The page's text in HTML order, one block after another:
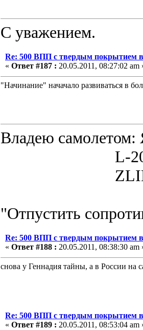
С уважением.
Re: 500 ВПП с твердым покрытием
« Ответ #187 : 20.05.2011, 08:27:02 am
"Начинание" начачало развиваться в
Владею
L-200D
ZLIN 526
"Отпустить
Re: 500 ВПП с твердым покрытием
« Ответ #188 : 20.05.2011, 08:38:30 am
снова у Геннадия тайны, а в России на
Re: 500 ВПП с твердым покрытием
« Ответ #189 : 20.05.2011, 08:53:04 am